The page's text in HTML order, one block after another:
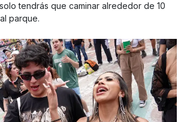
tendrás que caminar alrededor de 10
parque.